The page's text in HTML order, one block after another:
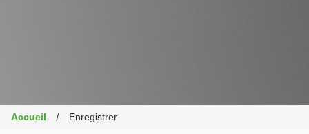
Accueil Enregistrer